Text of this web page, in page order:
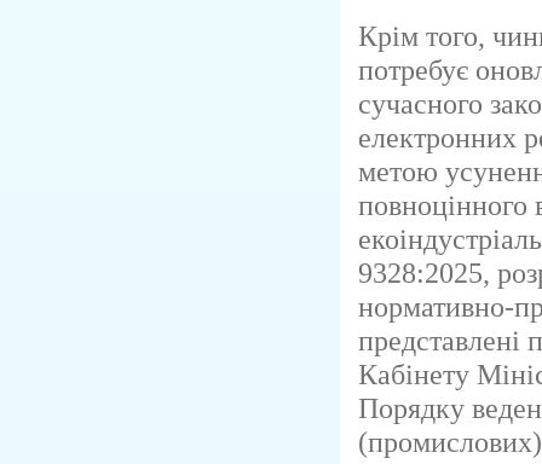
Крім того,
потребує
сучасного
електронних
метою
повноцінного
9328:2025,
нормативно-
представлені
Кабінету
Порядку